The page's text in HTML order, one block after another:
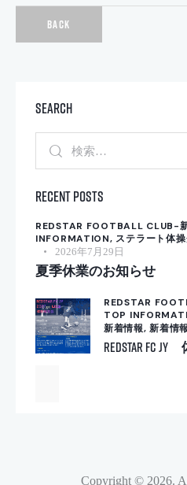
BACK
Search
Recent Posts
REDSTAR FOOTBALL CLUB-
INFORMATION, ステラート体
2026年7月29日
夏季休業のお知らせ
REDSTAR
TOP
新着情報,新着情
REDSTAR FC
Copyright © 2026.